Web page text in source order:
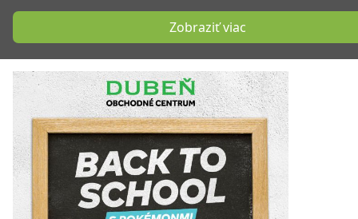
Zobraziť viac